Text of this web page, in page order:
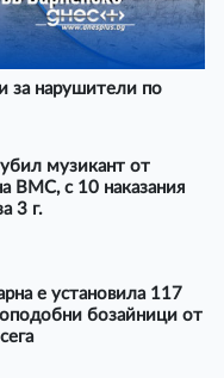
за нарушители по
музикант от
ВМС, с 10 наказания
3 г.
е установила 117
бозайници от